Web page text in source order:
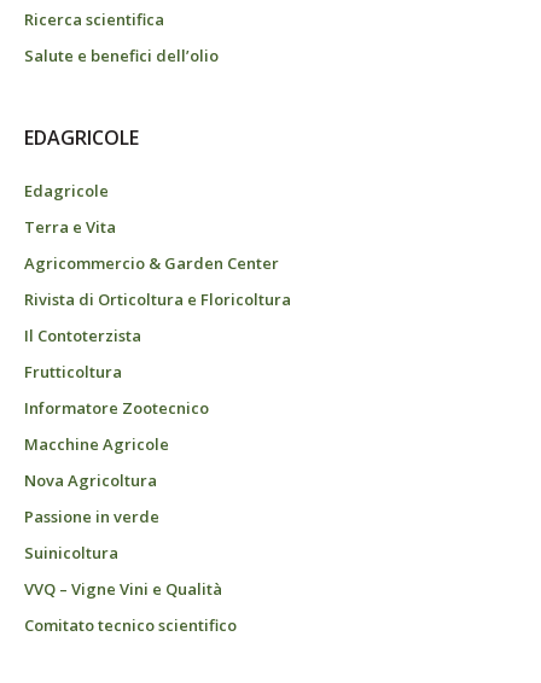
Ricerca scientifica
Salute e benefici dell’olio
EDAGRICOLE
Edagricole
Terra e Vita
Agricommercio & Garden Center
Rivista di Orticoltura e Floricoltura
Il Contoterzista
Frutticoltura
Informatore Zootecnico
Macchine Agricole
Nova Agricoltura
Passione in verde
Suinicoltura
VVQ – Vigne Vini e Qualità
Comitato tecnico scientifico